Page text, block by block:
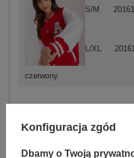
czerwony
S/M
L/XL
ZALOGUJ SIĘ
Masz pytanie? Chętnie
Konfiguracja zgód
Dbamy o Twoją